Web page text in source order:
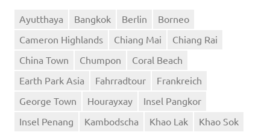
Ayutthaya Bangkok Berlin
Borneo
Cameron Highlands
Chiang Mai
Chiang Rai
China Town
Chumpon
Coral Beach
Earth Park Asia
Fahrradtour
Frankreich
George Town
Hourayxay
Insel Pangkor
Insel Penang
Kambodscha Khao Lak
Khao Sok